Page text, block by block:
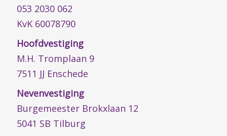
053 2030 062
KvK 60078790
Hoofdvestiging
M.H. Tromplaan 9
7511 JJ Enschede
Nevenvestiging
Burgemeester Brokxlaan 12
5041 SB Tilburg